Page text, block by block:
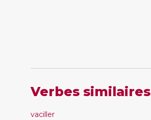
Verbes similaires
vaciller